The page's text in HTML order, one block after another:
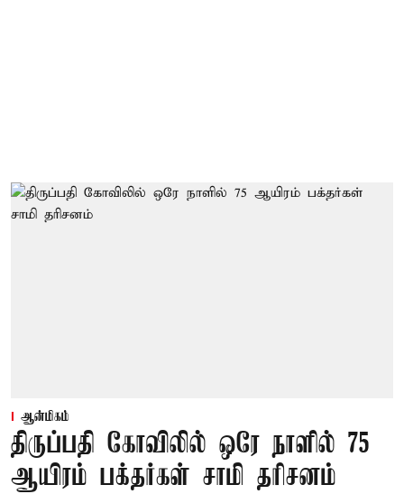
ஆன்மிகம்
திருப்பதி கோவிலில் ஒரே நாளில் 75
ஆயிரம் பக்தர்கள் சாமி தரிசனம்